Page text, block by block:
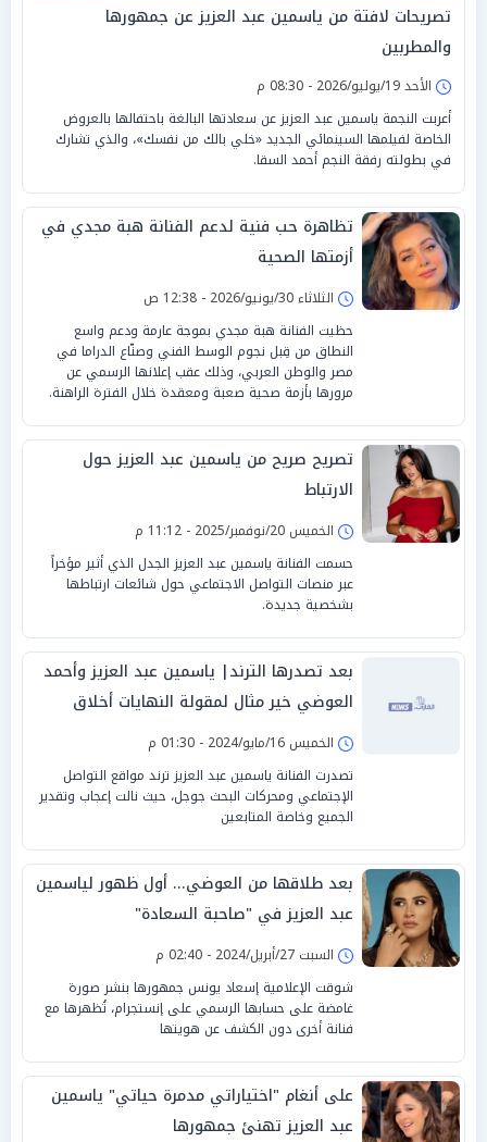
تصريحات لافتة من ياسمين عبد العزيز عن جمهورها
والمطربين
الأحد 19/يوليو/2026 - 08:30 م
أعربت النجمة ياسمين عبد العزيز عن سعادتها البالغة باحتفالها بالعروض
الخاصة لفيلمها السينمائي الجديد «خلي بالك من نفسك»، والذي تشارك
في بطولته رفقة النجم أحمد السقا.
تظاهرة حب فنية لدعم الفنانة هبة مجدي في
أزمتها الصحية
الثلاثاء 30/يونيو/2026 - 12:38 ص
حظيت الفنانة هبة مجدي بموجة عارمة ودعم واسع
النطاق من قِبل نجوم الوسط الفني وصنّاع الدراما في
مصر والوطن العربي، وذلك عقب إعلانها الرسمي عن
مرورها بأزمة صحية صعبة ومعقدة خلال الفترة الراهنة.
تصريح صريح من ياسمين عبد العزيز حول
الارتباط
الخميس 20/نوفمبر/2025 - 11:12 م
حسمت الفنانة ياسمين عبد العزيز الجدل الذي أثير مؤخراً
عبر منصات التواصل الاجتماعي حول شائعات ارتباطها
بشخصية جديدة.
بعد تصدرها الترند| ياسمين عبد العزيز وأحمد
العوضي خير مثال لمقولة النهايات أخلاق
الخميس 16/مايو/2024 - 01:30 م
تصدرت الفنانة ياسمين عبد العزيز ترند مواقع التواصل
الإجتماعي ومحركات البحث جوجل، حيث نالت إعجاب وتقدير
الجميع وخاصة المتابعين
بعد طلاقها من العوضي... أول ظهور لياسمين
عبد العزيز في "صاحبة السعادة"
السبت 27/أبريل/2024 - 02:40 م
شوقت الإعلامية إسعاد يونس جمهورها بنشر صورة
غامضة على حسابها الرسمي على إنستجرام، تُظهرها مع
فنانة أخرى دون الكشف عن هويتها
على أنغام "اختياراتي مدمرة حياتي" ياسمين
عبد العزيز تهنئ جمهورها